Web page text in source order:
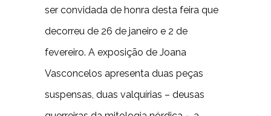
ser convidada de honra desta feira que
decorreu de 26 de janeiro e 2 de
fevereiro. A exposição de Joana
Vasconcelos apresenta duas peças
suspensas, duas valquírias – deusas